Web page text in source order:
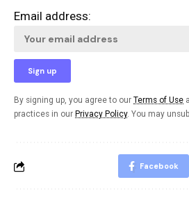
Email address:
By signing up, you agree to our Terms of Use
practices in our Privacy Policy. You may
Facebook